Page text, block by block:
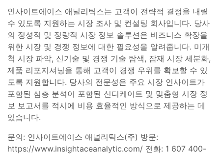
인사이트에이스 애널리틱스는 고객이 전략적 결정을 내릴
수 있도록 지원하는 시장 조사 및 컨설팅 회사입니다. 당사
의 정성적 및 정량적 시장 정보 솔루션은 비즈니스 확장을
위한 시장 및 경쟁 정보에 대한 필요성을 알려줍니다. 미개
척 시장 파악, 신기술 및 경쟁 기술 탐색, 잠재 시장 세분화,
제품 리포지셔닝을 통해 고객이 경쟁 우위를 확보할 수 있
도록 지원합니다. 당사의 전문성은 주요 시장 인사이트가
포함된 심층 분석이 포함된 신디케이트 및 맞춤형 시장 정
보 보고서를 적시에 비용 효율적인 방식으로 제공하는 데
있습니다.
문의: 인사이트에이스 애널리틱스(주) 방문:
https://www.insightaceanalytic.com/ 전화: 1 607 400-